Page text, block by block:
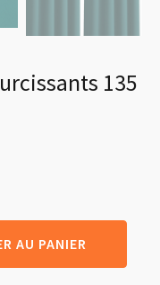
135
AU PANIER